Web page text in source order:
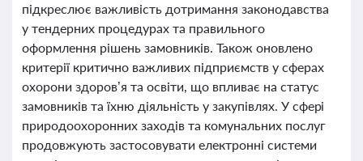
підкреслює важливість дотримання законодавства
у тендерних процедурах та правильного
оформлення рішень замовників. Також оновлено
критерії критично важливих підприємств у сферах
охорони здоров’я та освіти, що впливає на статус
замовників та їхню діяльність у закупівлях. У сфері
природоохоронних заходів та комунальних послуг
продовжують застосовувати електронні системи